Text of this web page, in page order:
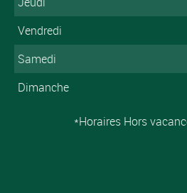
Vendredi
Samedi
Dimanche
*Horaires Hors